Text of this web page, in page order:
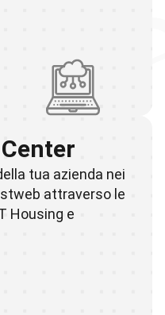
tua azienda nei
attraverso le
Housing e